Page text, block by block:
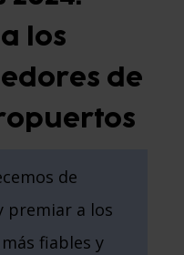
los
de
de
premiar a los
fiables y